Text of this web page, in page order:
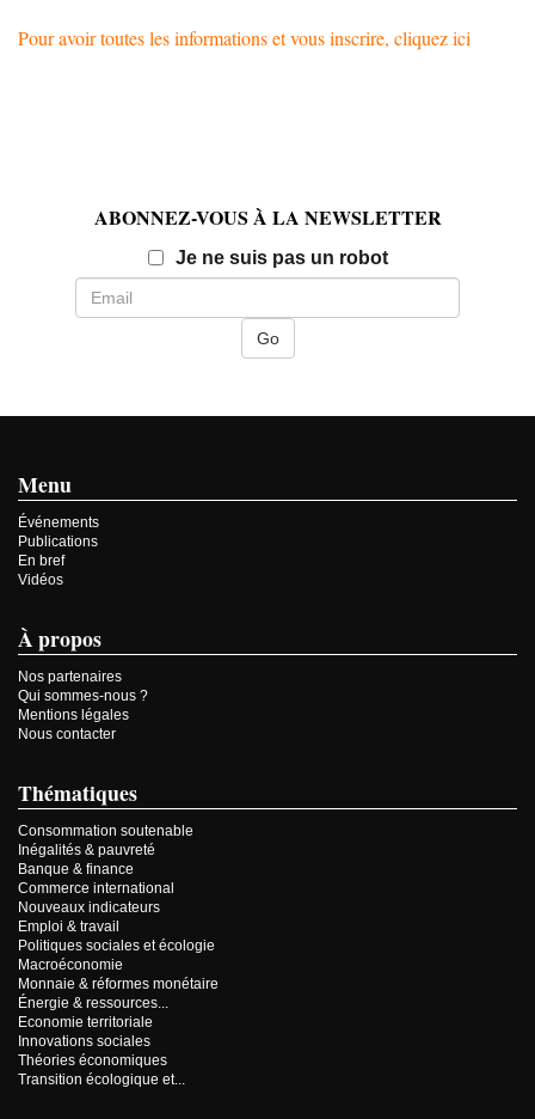
Pour avoir toutes les informations et vous inscrire, cliquez ici
ABONNEZ-VOUS À LA NEWSLETTER
Je ne suis pas un robotEmail
Menu
Événements
Publications
En bref
Vidéos
À propos
Nos partenaires
Qui sommes-nous ?
Mentions légales
Nous contacter
Thématiques
Consommation soutenable
Inégalités & pauvreté
Banque & finance
Commerce international
Nouveaux indicateurs
Emploi & travail
Politiques sociales et écologie
Macroéconomie
Monnaie & réformes monétaire
Énergie & ressources...
Economie territoriale
Innovations sociales
Théories économiques
Transition écologique et...